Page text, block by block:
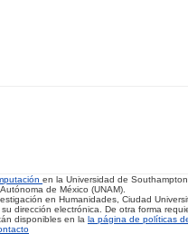
en la Universidad de Southampton.
de México (UNAM).
en Humanidades, Ciudad
electrónica. De otra forma
disponibles en la la página de políticas